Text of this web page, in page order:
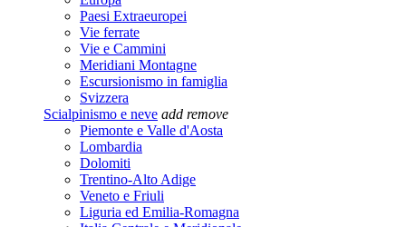
Paesi Extraeuropei
Vie ferrate
Vie e Cammini
Meridiani Montagne
Escursionismo in famiglia
Svizzera
Scialpinismo e neve add remove
Piemonte e Valle d'Aosta
Lombardia
Dolomiti
Trentino-Alto Adige
Veneto e Friuli
Liguria ed Emilia-Romagna